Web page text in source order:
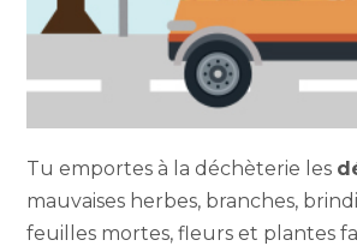
Tu emportes à la déchèterie les
mauvaises herbes, branches,
feuilles mortes, fleurs et plantes